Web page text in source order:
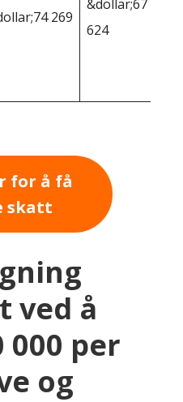
269
&dollar;67
624
for å få
skatt
ved å
000 per
og